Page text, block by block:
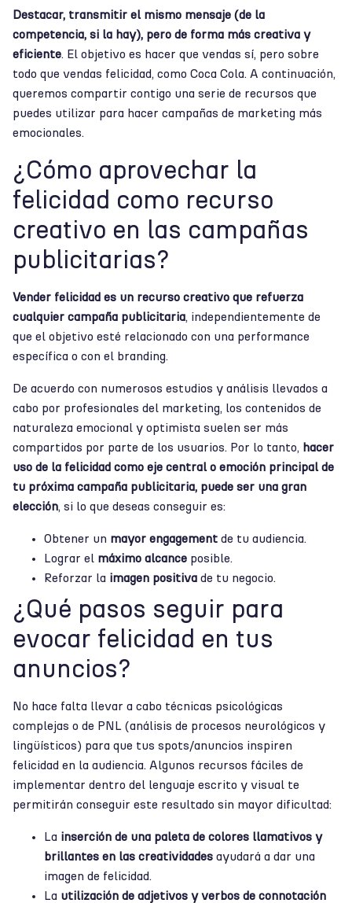
Destacar, transmitir el mismo mensaje (de la
competencia, si la hay), pero de forma más creativa y
eficiente. El objetivo es hacer que vendas sí, pero sobre
todo que vendas felicidad, como Coca Cola. A continuación,
queremos compartir contigo una serie de recursos que
puedes utilizar para hacer campañas de marketing más
emocionales.
¿Cómo aprovechar la
felicidad como recurso
creativo en las campañas
publicitarias?
Vender felicidad es un recurso creativo que refuerza
cualquier campaña publicitaria, independientemente de
que el objetivo esté relacionado con una performance
específica o con el branding.
De acuerdo con numerosos estudios y análisis llevados a
cabo por profesionales del marketing, los contenidos de
naturaleza emocional y optimista suelen ser más
compartidos por parte de los usuarios. Por lo tanto, hacer
uso de la felicidad como eje central o emoción principal de
tu próxima campaña publicitaria, puede ser una gran
elección, si lo que deseas conseguir es:
Obtener un mayor engagement de tu audiencia.
Lograr el máximo alcance posible.
Reforzar la imagen positiva de tu negocio.
¿Qué pasos seguir para
evocar felicidad en tus
anuncios?
No hace falta llevar a cabo técnicas psicológicas
complejas o de PNL (análisis de procesos neurológicos y
lingüísticos) para que tus spots/anuncios inspiren
felicidad en la audiencia. Algunos recursos fáciles de
implementar dentro del lenguaje escrito y visual te
permitirán conseguir este resultado sin mayor dificultad:
La inserción de una paleta de colores llamativos y
brillantes en las creatividades ayudará a dar una
imagen de felicidad.
La utilización de adjetivos y verbos de connotación